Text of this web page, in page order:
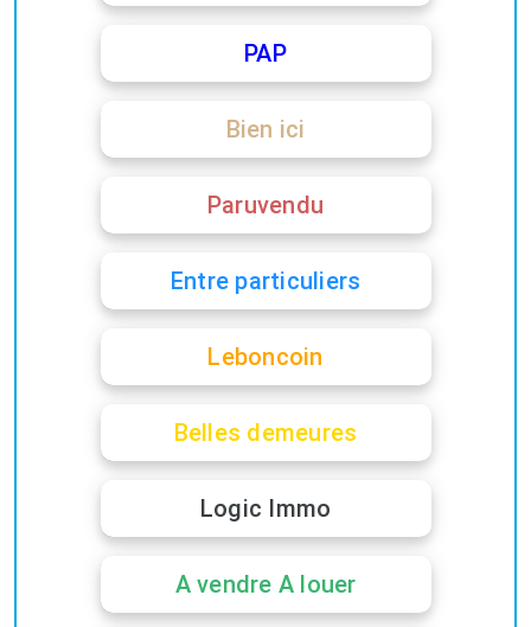
PAP
Bien ici
Paruvendu
Entre particuliers
Leboncoin
Belles demeures
Logic Immo
A vendre A louer